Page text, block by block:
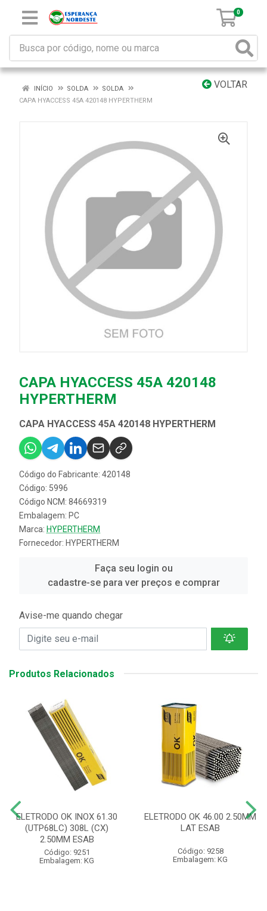
0
VOLTAR
INÍCIO SOLDA
SOLDA
CAPA HYACCESS 45A 420148 HYPERTHERM
CAPA HYACCESS 45A 420148
HYPERTHERM
CAPA HYACCESS 45A 420148 HYPERTHERM
Código do Fabricante: 420148
Código: 5996
Código NCM: 84669319
Embalagem: PC
Marca: HYPERTHERM
Fornecedor: HYPERTHERM
Faça seu login ou
cadastre-se para ver preços e comprar
Avise-me quando chegar
Produtos Relacionados
ELETRODO OK INOX 61.30
(UTP68LC) 308L (CX)
2.50MM ESAB
Código: 9251
Embalagem: KG
ELETRODO OK 46.00 2.50MM
LAT ESAB
Código: 9258
Embalagem: KG